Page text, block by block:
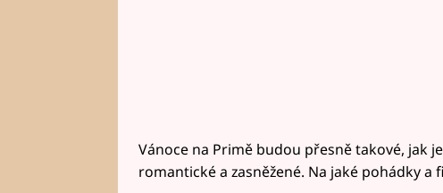
Vánoce na Primě budou přesně takové, jak
romantické a zasněžené. Na jaké pohádky a